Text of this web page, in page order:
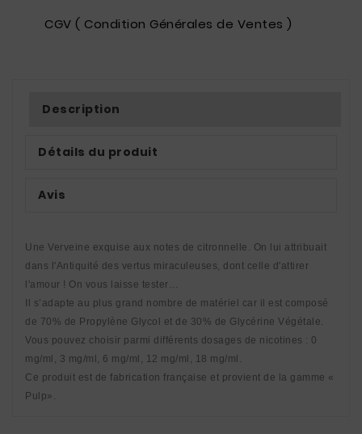
CGV ( Condition Générales de Ventes )
Description
Détails du produit
Avis
Une Verveine exquise aux notes de citronnelle. On lui attribuait
dans l'Antiquité des vertus miraculeuses, dont celle d'attirer
l'amour ! On vous laisse tester…
Il s’adapte au plus grand nombre de matériel car il est composé
de 70% de Propylène Glycol et de 30% de Glycérine Végétale.
Vous pouvez choisir parmi différents dosages de nicotines : 0
mg/ml, 3 mg/ml, 6 mg/ml, 12 mg/ml, 18 mg/ml.
Ce produit est de fabrication française et provient de la gamme «
Pulp».